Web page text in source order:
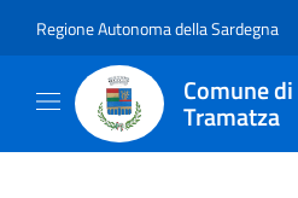
Regione Autonoma della Sardegna
Comune di
Tramatza